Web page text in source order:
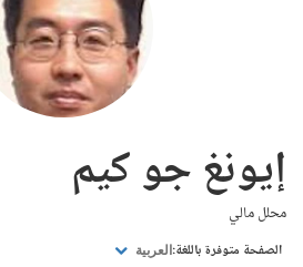
إيونغ جو كيم
محلل مالي
الصفحة متوفرة باللغة: العربية